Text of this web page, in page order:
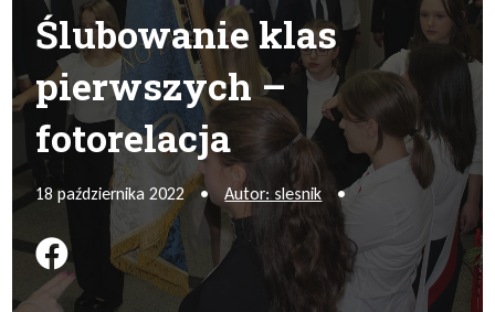
Ślubowanie klas
pierwszych –
fotorelacja
18 października 2022 • Autor: slesnik •
Podziel się na FB